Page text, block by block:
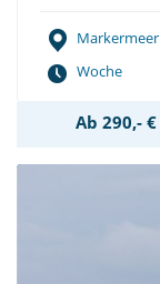
Markermeer
Woche
Ab 290,- €